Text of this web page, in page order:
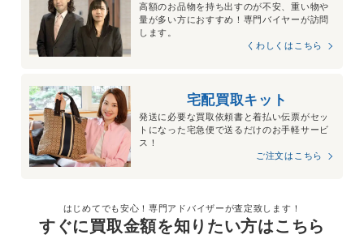
高額のお品物を持ち出すのが不安、重い物や
量が多い方におすすめ！専門バイヤーが訪問
します。
くわしくはこちら
宅配買取キット
発送に必要な買取依頼書と着払い伝票がセッ
トになった宅急便で送るだけのお手軽サービ
ス！
ご注文はこちら
はじめてでも安心！専門アドバイザーが査定致します！
すぐに買取金額を知りたい方はこちら